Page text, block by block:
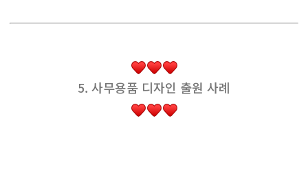
5. 사무용품 디자인 출원 사례